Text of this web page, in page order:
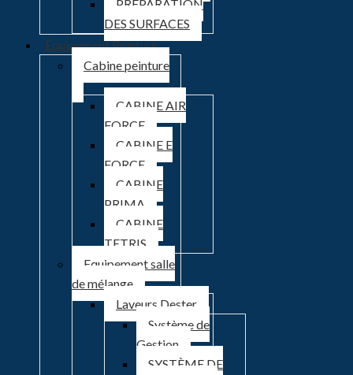
PREPARATION
DES SURFACES
Équipement Peinture
Cabine peinture
CABINE AIR
FORCE
CABINE E
FORCE
CABINE
PRIMA
CABINE
TETRIS
Equipement salle
de mélange
Laveurs Dester
Système de
Gestion
SYSTÈME DE